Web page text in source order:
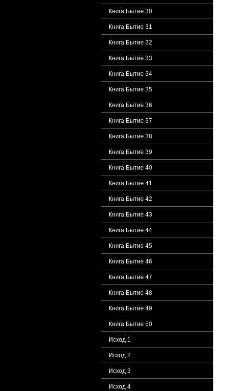
Книга Бытие 30
Книга Бытие 31
Книга Бытие 32
Книга Бытие 33
Книга Бытие 34
Книга Бытие 35
Книга Бытие 36
Книга Бытие 37
Книга Бытие 38
Книга Бытие 39
Книга Бытие 40
Книга Бытие 41
Книга Бытие 42
Книга Бытие 43
Книга Бытие 44
Книга Бытие 45
Книга Бытие 46
Книга Бытие 47
Книга Бытие 48
Книга Бытие 49
Книга Бытие 50
Исход 1
Исход 2
Исход 3
Исход 4